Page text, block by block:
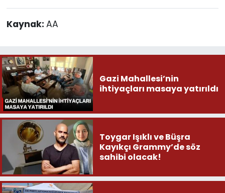
Kaynak: AA
Gazi Mahallesi’nin
ihtiyaçları masaya yatırıldı
Toygar Işıklı ve Büşra
Kayıkçı Grammy’de söz
sahibi olacak!